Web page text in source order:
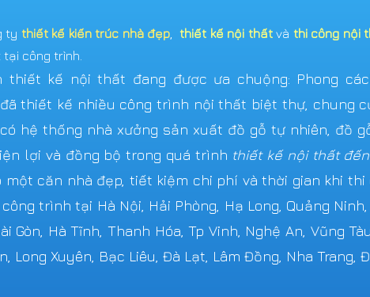
ty thiết kế kiến trúc nhà đẹp ,thiết kế nội thấtvà thi công nội
công trình.
thiết kế nội thất đang được ưa chuộng: Phong
đã thiết kế nhiều công trình nội thất biệt thự, chung
hệ thống nhà xưởng sản xuất đồ gỗ tự nhiên, đồ
lợi và đồng bộ trong quá trình thiết kế nội thất
căn nhà đẹp, tiết kiệm chi phí và thời gian khi
trình tại Hà Nội, Hải Phòng, Hạ Long, Quảng
Gòn, Hà Tĩnh, Thanh Hóa, Tp Vinh, Nghệ An, Vũng
Long Xuyên, Bạc Liêu, Đà Lạt, Lâm Đồng, Nha Trang,